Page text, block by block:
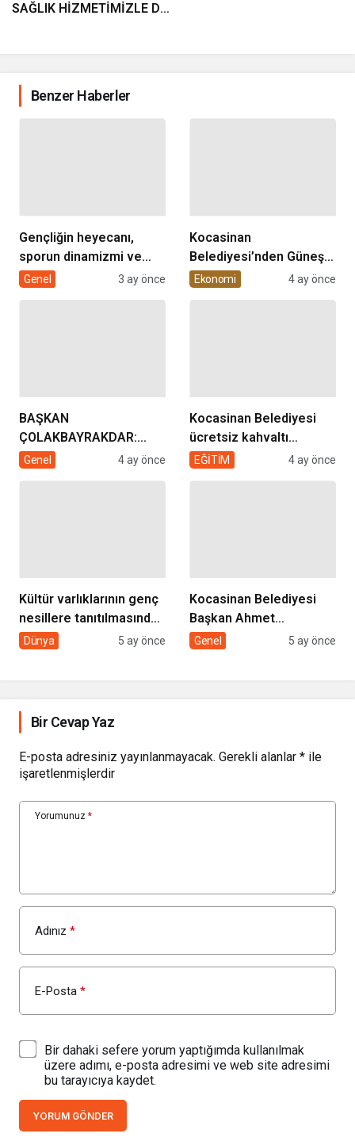
SAĞLIK HİZMETİMİZLE DE
Benzer Haberler
Gençliğin heyecanı,
sporun dinamizmi ve
müziğin coşkusu
Genel 3 ay önce
Kocasinan
Belediyesi’nden Güneş
Enerjisi Hamlesi
Ekonomi 4 ay önce
BAŞKAN
ÇOLAKBAYRAKDAR:
“EVDE SAĞLIK
Genel 4 ay önce
Kocasinan Belediyesi
ücretsiz kahvaltı
desteği projesi
EĞİTİM 4 ay önce
Kültür varlıklarının genç
nesillere tanıtılmasında
sivil toplumun rolü
Dünya 5 ay önce
Kocasinan Belediyesi
Başkan Ahmet
Çolakbayrakdar ile
Genel 5 ay önce
Bir Cevap Yaz
E-posta adresiniz yayınlanmayacak. Gerekli alanlar * ile
işaretlenmişlerdir
Yorumunuz *
Adınız *
E-Posta *
Bir dahaki sefere yorum yaptığımda kullanılmak
üzere adımı, e-posta adresimi ve web site adresimi
bu tarayıcıya kaydet.
YORUM GÖNDER